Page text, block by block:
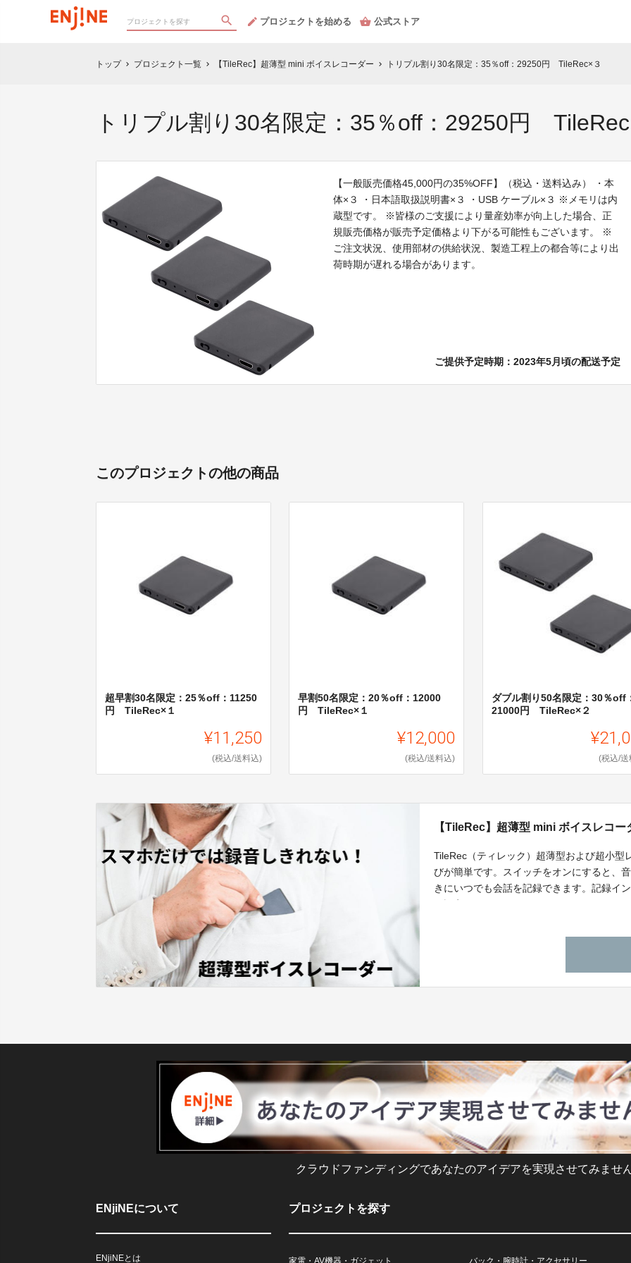
プロジェクトを始める 公式ストア
トップ chevron_right プロジェクト一覧 chevron_right 【TileRec】超薄型 mini ボイスレコーダー chevron_right トリプル割り30名限定：35％off：29250円 TileRec×３
トリプル割り30名限定：35％off：29250円
【一般販売価格45,000円の35%OFF】（税込・送料込み） ・本
体×３ ・日本語取扱説明書×３ ・USB ケーブル×３ ※メモリは内
蔵型です。 ※皆様のご支援により量産効率が向上した場合、正
規販売価格が販売予定価格より下がる可能性もございます。 ※
ご注文状況、使用部材の供給状況、製造工程上の都合等により出
荷時期が遅れる場合があります。
ご提供予定時期：2023年5月頃の配送予定
このプロジェクトの他の商品
超早割30名限定：25％off：11250
円 TileRec×１
¥11,250
(税込/送料込)
早割50名限定：20％off：12000
円 TileRec×１
¥12,000
(税込/送料込)
ダブル割り50名限定：30％off
21000円 TileRec×２
(税込/送
【TileRec】超薄型 mini ボイスレコー
TileRec（ティレック）超薄型および超小
びが簡単です。スイッチをオンにすると、
きにいつでも会話を記録できます。記録イ
クラウドファンディングであなたのアイデアを実現させてみませ
ENjiNEについて
ENjiNEとは
プロジェクトを探す
家電・AV機器・ガジェット バック・腕時計・アクセサリー